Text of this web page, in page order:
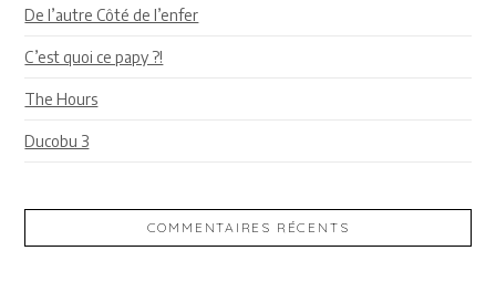
De l’autre Côté de l’enfer
C’est quoi ce papy ?!
The Hours
Ducobu 3
COMMENTAIRES RÉCENTS